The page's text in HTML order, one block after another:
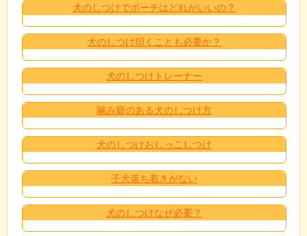
犬のしつけでポーチはどれがいいの？
犬のしつけ叩くことも必要か？
犬のしつけトレーナー
噛み癖のある犬のしつけ方
犬のしつけおしっこしつけ
子犬落ち着きがない
犬のしつけなぜ必要？